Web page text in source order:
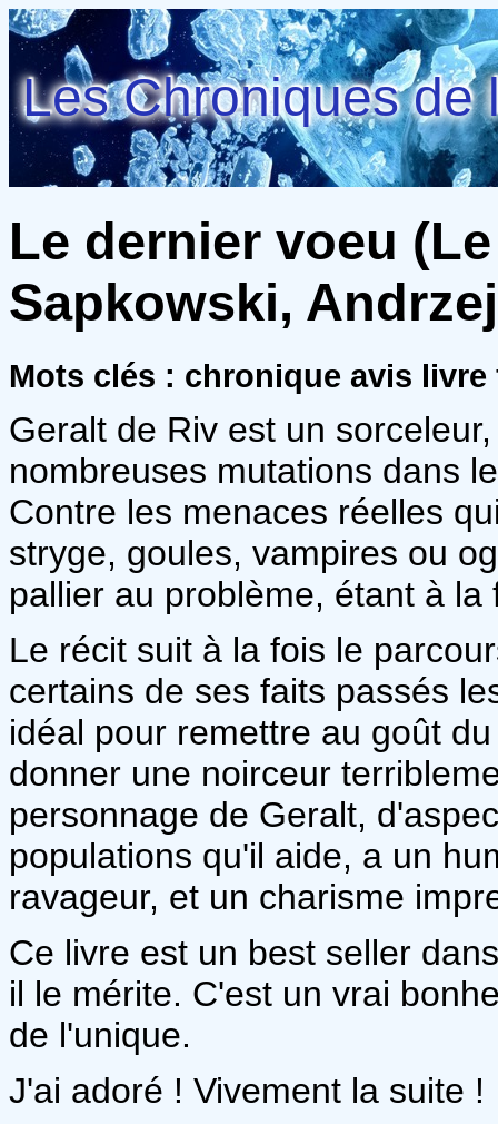
Les Chroniques de
Le dernier voeu
Sapkowski, Andrzej
Mots clés : chronique avis livre
Geralt de Riv est un
nombreuses mutations dans
Contre les menaces réelles
stryge, goules, vampires ou
pallier au problème, étant à
Le récit suit à la fois le
certains de ses faits passés
idéal pour remettre au goût
donner une noirceur
personnage de Geralt,
populations qu'il aide, a un
ravageur, et un charisme
Ce livre est un best seller
il le mérite. C'est un vrai
de l'unique.
J'ai adoré ! Vivement la suite !